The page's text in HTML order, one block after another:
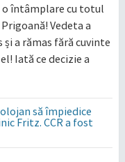
o întâmplare cu totul
Vedeta a
a rămas fără cuvinte
Iată ce decizie a
să împiedice
Fritz. CCR a fost